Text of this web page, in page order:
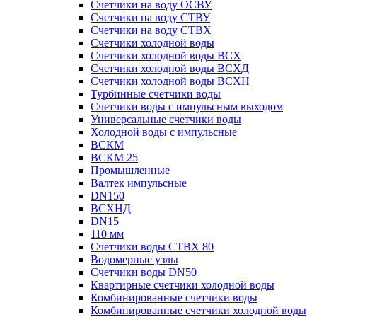
Счетчики на воду ОСВУ
Счетчики на воду СТВУ
Счетчики на воду СТВХ
Счетчики холодной воды
Счетчики холодной воды ВСХ
Счетчики холодной воды ВСХД
Счетчики холодной воды ВСХН
Турбинные счетчики воды
Счетчики воды с импульсным выходом
Универсальные счетчики воды
Холодной воды с импульсные
ВСКМ
ВСКМ 25
Промышленные
Валтек импульсные
DN150
ВСХНД
DN15
110 мм
Счетчики воды СТВХ 80
Водомерные узлы
Счетчики воды DN50
Квартирные счетчики холодной воды
Комбинированные счетчики воды
Комбинированные счетчики холодной воды